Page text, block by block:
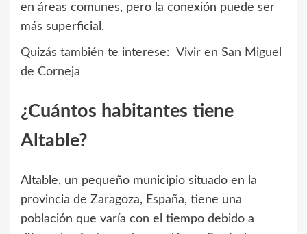
en áreas comunes, pero la conexión puede ser
más superficial.
Quizás también te interese: Vivir en San Miguel
de Corneja
¿Cuántos habitantes tiene
Altable?
Altable, un pequeño municipio situado en la
provincia de Zaragoza, España, tiene una
población que varía con el tiempo debido a